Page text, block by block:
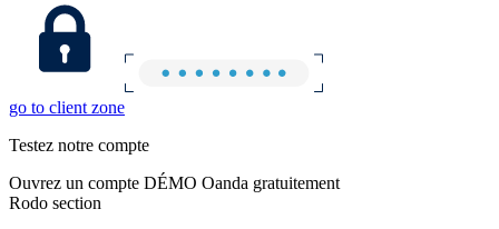
go to client zone
Testez notre compte
Ouvrez un compte DÉMO Oanda gratuitement
Rodo section